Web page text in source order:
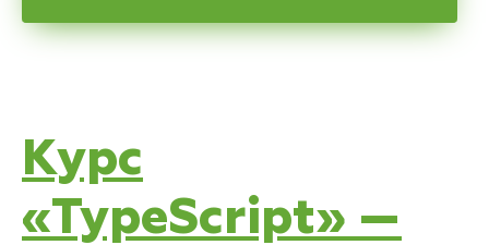
Курс
«TypeScript» —